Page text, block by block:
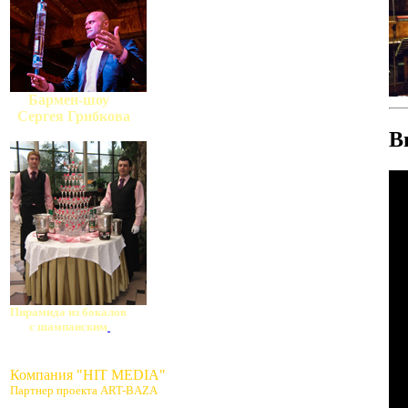
Бармен-шоу
Сергея Грибкова
Пирамида из бокалов
с шампанским
Компания "HIT MEDIA"
Партнер проекта ART-BAZA